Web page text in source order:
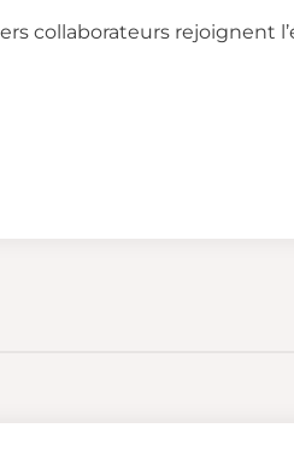
collaborateurs rejoignent